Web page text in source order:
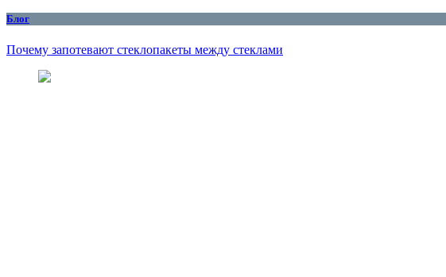
Блог
Почему запотевают стеклопакеты между стеклами